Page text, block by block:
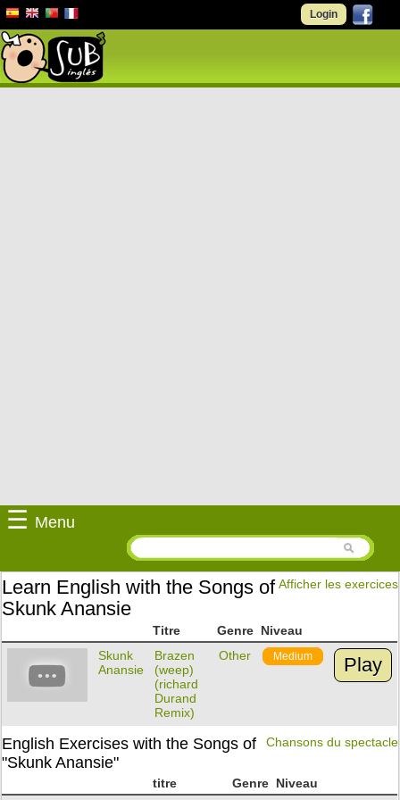
Login
☰ Menu
Afficher les exercices
Learn English with the Songs of
Skunk Anansie
Titre Genre Niveau
Skunk
Anansie
Brazen
(weep)
(richard
Durand
Remix)
Other Medium Play
Chansons du spectacle
English Exercises with the Songs of
"Skunk Anansie"
titre Genre Niveau